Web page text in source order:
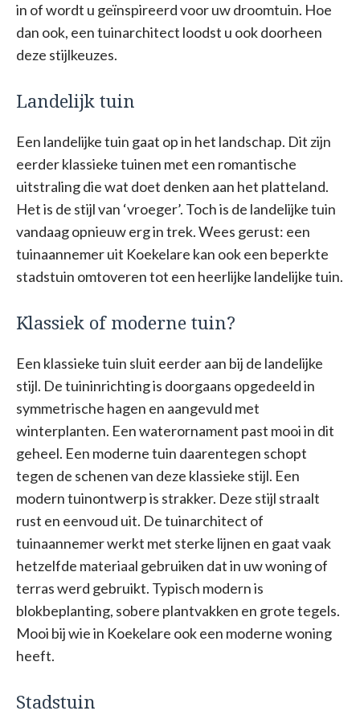
in of wordt u geïnspireerd voor uw droomtuin. Hoe
dan ook, een tuinarchitect loodst u ook doorheen
deze stijlkeuzes.
Landelijk tuin
Een landelijke tuin gaat op in het landschap. Dit zijn
eerder klassieke tuinen met een romantische
uitstraling die wat doet denken aan het platteland.
Het is de stijl van ‘vroeger’. Toch is de landelijke tuin
vandaag opnieuw erg in trek. Wees gerust: een
tuinaannemer uit Koekelare kan ook een beperkte
stadstuin omtoveren tot een heerlijke landelijke tuin.
Klassiek of moderne tuin?
Een klassieke tuin sluit eerder aan bij de landelijke
stijl. De tuininrichting is doorgaans opgedeeld in
symmetrische hagen en aangevuld met
winterplanten. Een waterornament past mooi in dit
geheel. Een moderne tuin daarentegen schopt
tegen de schenen van deze klassieke stijl. Een
modern tuinontwerp is strakker. Deze stijl straalt
rust en eenvoud uit. De tuinarchitect of
tuinaannemer werkt met sterke lijnen en gaat vaak
hetzelfde materiaal gebruiken dat in uw woning of
terras werd gebruikt. Typisch modern is
blokbeplanting, sobere plantvakken en grote tegels.
Mooi bij wie in Koekelare ook een moderne woning
heeft.
Stadstuin